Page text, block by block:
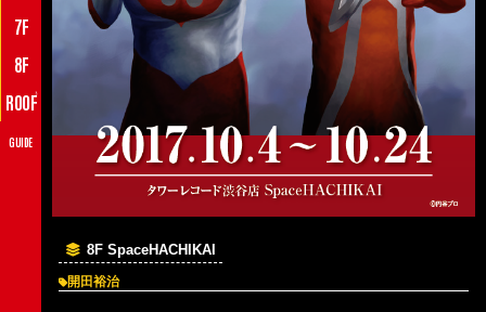
7F
8F
ROOF♪
GUIDE
8F SpaceHACHIKAI
開田裕治